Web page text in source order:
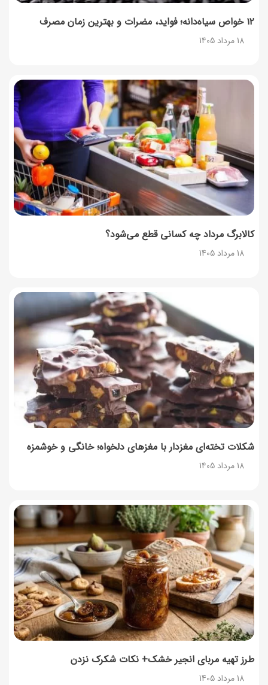
۱۲ خواص سیاه‌دانه؛ فواید، مضرات و بهترین زمان مصرف
18 مرداد 1405
کالابرگ مرداد چه کسانی قطع می‌شود؟
18 مرداد 1405
شکلات تخته‌ای مغزدار با مغزهای دلخواه؛ خانگی و خوشمزه
18 مرداد 1405
طرز تهیه مربای انجیر خشک+ نکات شکرک نزدن
18 مرداد 1405
17 مرداد 1405
طرز تهیه اوتمیل گیلاس؛ صبحانه سالم با طعم تابستانی
17 مرداد 1405
طرز تهیه محلبی انجیر؛ دسر خوشمزه با طعم انجیر تازه
17 مرداد 1405